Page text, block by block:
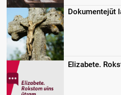
Dokumentejūt
Elizabete.